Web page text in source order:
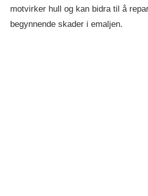
motvirker hull og kan bidra til å
begynnende skader i emaljen.